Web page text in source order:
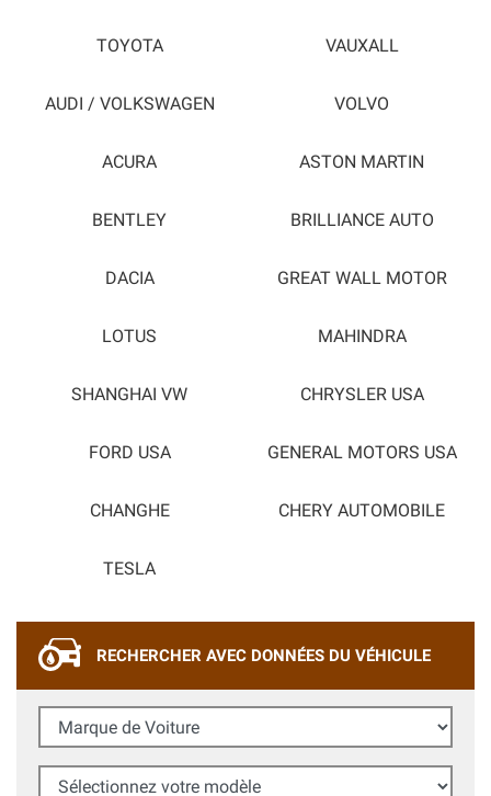
TOYOTA VAUXALL
AUDI / VOLKSWAGEN VOLVO
ACURA ASTON MARTIN
BENTLEY BRILLIANCE AUTO
DACIA GREAT WALL MOTOR
LOTUS MAHINDRA
SHANGHAI VW CHRYSLER USA
FORD USA GENERAL MOTORS USA
CHANGHE CHERY AUTOMOBILE
TESLA
RECHERCHER AVEC DONNÉES DU VÉHICULE
Marque de Voiture
Sélectionnez votre modèle